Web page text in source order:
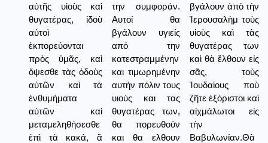
αὐτῆς υἱοὺς καὶ
θυγατέρας, ἰδοὺ
αὐτοὶ
ἐκπορεύονται
πρὸς ὑμᾶς, καὶ
ὄψεσθε τὰς ὁδοὺς
αὐτῶν καὶ τὰ
ἐνθυμήματα
αὐτῶν καὶ
μεταμεληθήσεσθε
ἐπὶ τὰ κακά, ἃ
την συμφοράν.
Αυτοί θα
βγάλουν υγιείς
από την
κατεστραμμένην
και τιμωρημένην
αυτήν πόλιν τους
υιούς και τας
θυγατέρας των,
θα πορευθούν
και θα ελθουν
βγάλουν ἀπὸ τὴν
Ἱερουσαλὴμ τοὺς
υἱοὺς καὶ τὰς
θυγατέρας των
καὶ θὰ ἔλθουν εἰς
σᾶς, τοὺς
Ἰουδαίους ποὺ
ζῆτε ἐξόριστοι καὶ
αἰχμάλωτοι εἰς
τὴν
Βαβυλωνίαν.Θὰ